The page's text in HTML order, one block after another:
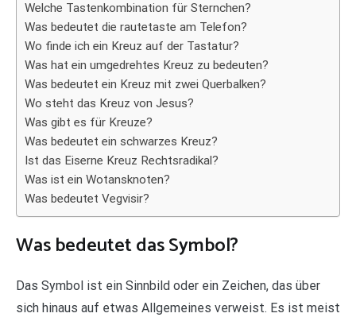
Welche Tastenkombination für Sternchen?
Was bedeutet die rautetaste am Telefon?
Wo finde ich ein Kreuz auf der Tastatur?
Was hat ein umgedrehtes Kreuz zu bedeuten?
Was bedeutet ein Kreuz mit zwei Querbalken?
Wo steht das Kreuz von Jesus?
Was gibt es für Kreuze?
Was bedeutet ein schwarzes Kreuz?
Ist das Eiserne Kreuz Rechtsradikal?
Was ist ein Wotansknoten?
Was bedeutet Vegvisir?
Was bedeutet das Symbol?
Das Symbol ist ein Sinnbild oder ein Zeichen, das über
sich hinaus auf etwas Allgemeines verweist. Es ist meist